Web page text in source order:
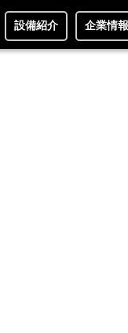
設備紹介 企業情報